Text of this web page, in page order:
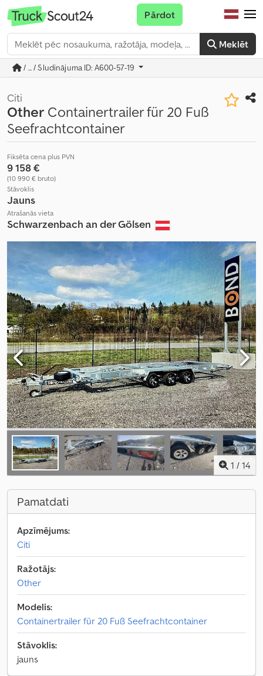
Meklēt
Pārdot
/ ... / Sludinājuma ID: A600-57-19
Citi
Other Containertrailer für 20 Fuß
Seefrachtcontainer
Fiksēta cena plus PVN
9 158 €
(10 990 € bruto)
Stāvoklis
Jauns
Atrašanās vieta
Schwarzenbach an der Gölsen
1 / 14
Pamatdati
Apzīmējums:
Citi
Ražotājs:
Other
Modelis:
Containertrailer für 20 Fuß Seefrachtcontainer
Stāvoklis:
jauns